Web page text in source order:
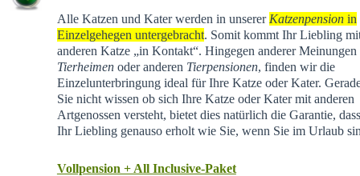
Alle Katzen und Kater werden in unserer Katzenpensionin
Einzelgehegen untergebracht. Somit kommt Ihr Liebling
anderen Katze „in Kontakt“. Hingegen anderer Meinungen
Tierheimenoder anderen Tierpensionen, finden wir die
Einzelunterbringung ideal für Ihre Katze oder Kater.
Sie nicht wissen ob sich Ihre Katze oder Kater mit anderen
Artgenossen versteht, bietet dies natürlich die Garantie,
Ihr Liebling genauso erholt wie Sie, wenn Sie im Urlaub
Vollpension + All Inclusive-Paket